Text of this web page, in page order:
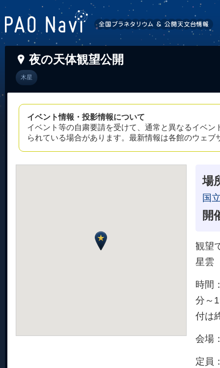
夜の天体観望公開
木星
イベント情報・投影情報について
イベント等の自粛要請を受けて、通常と異なるイベ
られている場合があります。最新情報は各館のウェ
場
国
開
観望
星雲
時間
分～
付は
会場
定員